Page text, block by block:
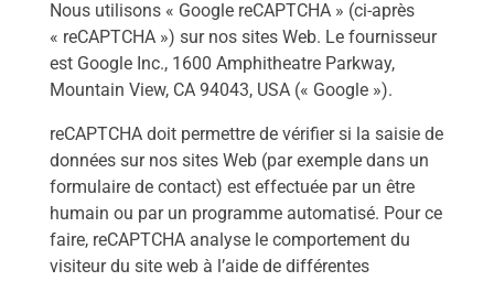
Nous utilisons « Google reCAPTCHA » (ci-après
« reCAPTCHA ») sur nos sites Web. Le fournisseur
est Google Inc., 1600 Amphitheatre Parkway,
Mountain View, CA 94043, USA (« Google »).
reCAPTCHA doit permettre de vérifier si la saisie de
données sur nos sites Web (par exemple dans un
formulaire de contact) est effectuée par un être
humain ou par un programme automatisé. Pour ce
faire, reCAPTCHA analyse le comportement du
visiteur du site web à l’aide de différentes